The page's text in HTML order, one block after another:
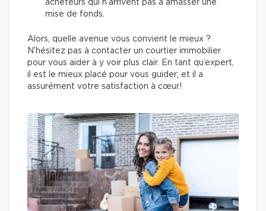
acheteurs qui n’arrivent pas à amasser une
mise de fonds.
Alors, quelle avenue vous convient le mieux ?
N’hésitez pas à contacter un courtier immobilier
pour vous aider à y voir plus clair. En tant qu’expert,
il est le mieux placé pour vous guider; et il a
assurément votre satisfaction à cœur!